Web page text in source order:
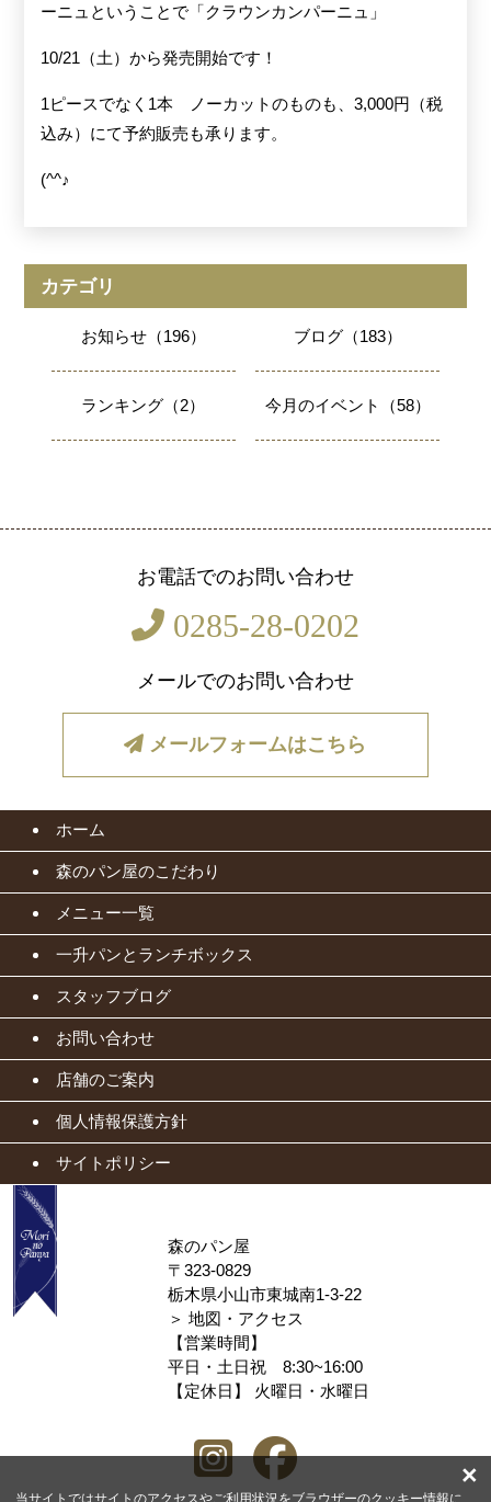
ーニュということで「クラウンカンパーニュ」
10/21（土）から発売開始です！
1ピースでなく1本 ノーカットのものも、3,000円（税
込み）にて予約販売も承ります。
(^^♪
カテゴリ
お知らせ（196） ブログ（183）
ランキング（2） 今月のイベント（58）
当サイトではサイトのアクセスやご利用状況をブラウザーのクッキー情報に
×
お電話でのお問い合わせ
0285-28-0202
メールでのお問い合わせ
メールフォームはこちら
ホーム
森のパン屋のこだわり
メニュー一覧
一升パンとランチボックス
スタッフブログ
お問い合わせ
店舗のご案内
個人情報保護方針
サイトポリシー
森のパン屋
〒323-0829
栃木県小山市東城南1-3-22
＞ 地図・アクセス
【営業時間】
平日・土日祝 8:30~16:00
【定休日】 火曜日・水曜日